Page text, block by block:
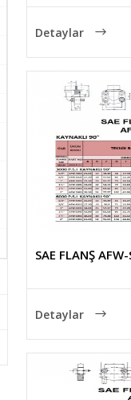
Detaylar
SAE FLANŞ AFW-
Detaylar